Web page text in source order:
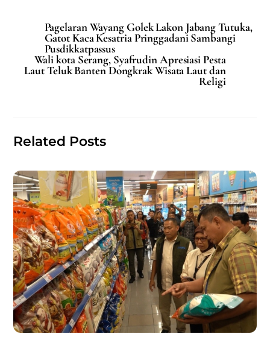
c
e
b
o
ai
l
at
s
A
p
ar
e
Pagelaran Wayang Golek Lakon Jabang Tutuka,
Gatot Kaca Kesatria Pringgadani Sambangi
Pusdikkatpassus
Wali kota Serang, Syafrudin Apresiasi Pesta
Laut Teluk Banten Dongkrak Wisata Laut dan
Religi
Related Posts